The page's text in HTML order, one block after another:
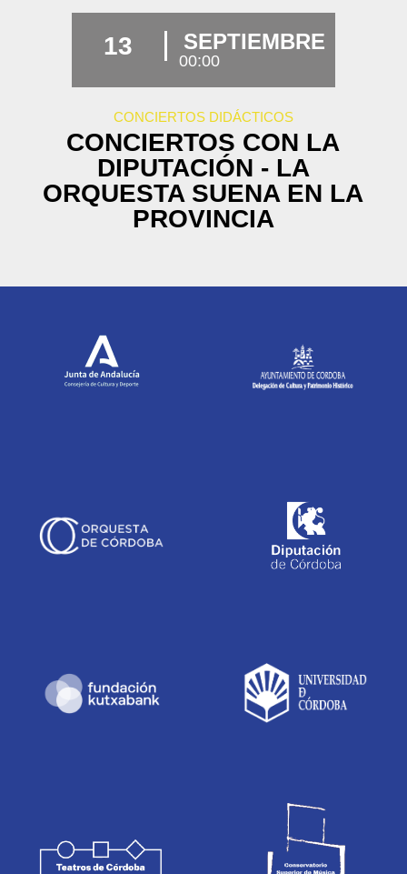
13 SEPTIEMBRE
00:00
CONCIERTOS DIDÁCTICOS
CONCIERTOS CON LA
DIPUTACIÓN - LA
ORQUESTA SUENA EN LA
PROVINCIA